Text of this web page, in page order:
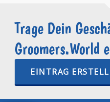
Trage Dein
Groomers.World
EINTRAG